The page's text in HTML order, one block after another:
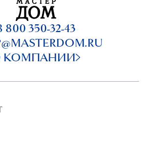
800 350-32-43
КОМПАНИИ